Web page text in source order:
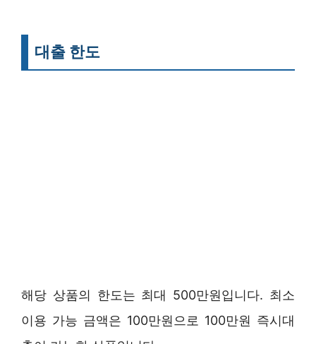
대출 한도
해당 상품의 한도는 최대 500만원입니다. 최소
이용 가능 금액은 100만원으로 100만원 즉시대